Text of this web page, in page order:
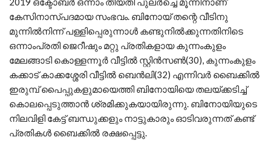
കേസിനാസ്പദമായ സംഭവം. ബിനോയ് തന്റെ വീടിനു
മുന്നില്‍നിന്ന് പള്ളിപ്പെരുന്നാള്‍ കണ്ടുനില്‍ക്കുന്നതിനിടെ
ഒന്നാംപ്രതി ജെറീഷും മറ്റു പ്രതികളായ കുന്നംകുളം
മേലങ്ങാടി കൊള്ളന്നൂര്‍ വീട്ടില്‍ സ്റ്റിന്‍സണ്‍(30), കുന്നംകുളം
കക്കാട് കാക്കശ്ശേരി വീട്ടില്‍ ബെന്‍ലി(32) എന്നിവര്‍ ബൈക്കില്‍
ഇരുമ്പ് പൈപ്പുകളുമായെത്തി ബിനോയിയെ തലയ്ക്കടിച്ച്
കൊലപ്പെടുത്താന്‍ ശ്രമിക്കുകയായിരുന്നു. ബിനോയിയുടെ
നിലവിളി കേട്ട് ബന്ധുക്കളും നാട്ടുകാരും ഓടിവരുന്നത് കണ്ട്
പ്രതികള്‍ ബൈക്കില്‍ രക്ഷപ്പെട്ടു.